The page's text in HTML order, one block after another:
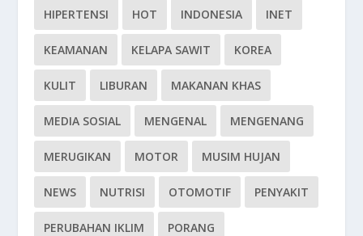
HIPERTENSI HOT INDONESIA INET
KEAMANAN KELAPA SAWIT KOREA
KULIT LIBURAN MAKANAN KHAS
MEDIA SOSIAL MENGENAL MENGENANG
MERUGIKAN MOTOR MUSIM HUJAN
NEWS NUTRISI OTOMOTIF PENYAKIT
PERUBAHAN IKLIM PORANG